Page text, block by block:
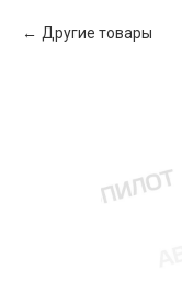
Другие товары